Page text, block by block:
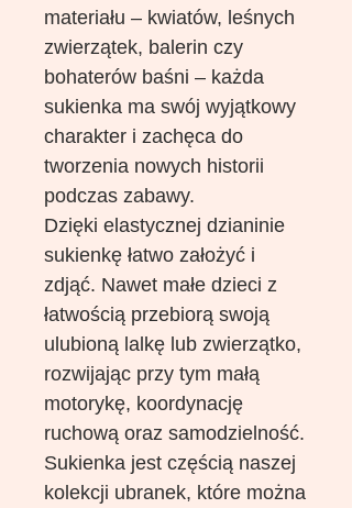
materiału – kwiatów, leśnych
zwierzątek, balerin czy
bohaterów baśni – każda
sukienka ma swój wyjątkowy
charakter i zachęca do
tworzenia nowych historii
podczas zabawy.
Dzięki elastycznej dzianinie
sukienkę łatwo założyć i
zdjąć. Nawet małe dzieci z
łatwością przebiorą swoją
ulubioną lalkę lub zwierzątko,
rozwijając przy tym małą
motorykę, koordynację
ruchową oraz samodzielność.
Sukienka jest częścią naszej
kolekcji ubranek, które można